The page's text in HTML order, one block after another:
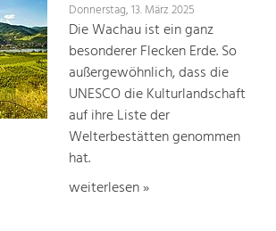
Bildung &
Jugend und
Energie
Verkehr und
Wertschöpfung
Donnerstag, 13. März 2025
Die Wachau ist ein ganz
besonderer Flecken Erde. So
außergewöhnlich, dass die
UNESCO die Kulturlandschaft
auf ihre Liste der
Welterbestätten genommen
hat.
weiterlesen »